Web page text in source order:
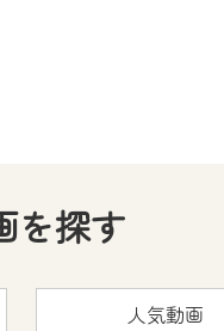
を探す
人気動画